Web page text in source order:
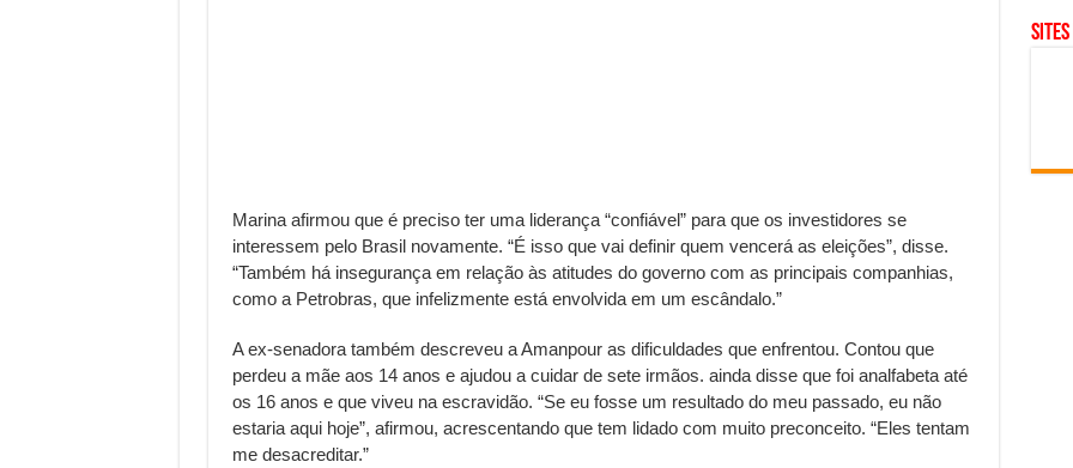
Marina afirmou que é preciso ter uma liderança “confiável” para que os investidores se
interessem pelo Brasil novamente. “É isso que vai definir quem vencerá as eleições”, disse.
“Também há insegurança em relação às atitudes do governo com as principais companhias,
como a Petrobras, que infelizmente está envolvida em um escândalo.”
A ex-senadora também descreveu a Amanpour as dificuldades que enfrentou. Contou que
perdeu a mãe aos 14 anos e ajudou a cuidar de sete irmãos. ainda disse que foi analfabeta até
os 16 anos e que viveu na escravidão. “Se eu fosse um resultado do meu passado, eu não
estaria aqui hoje”, afirmou, acrescentando que tem lidado com muito preconceito. “Eles tentam
me desacreditar.”